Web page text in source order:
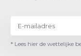
* Lees hier de wettelijke